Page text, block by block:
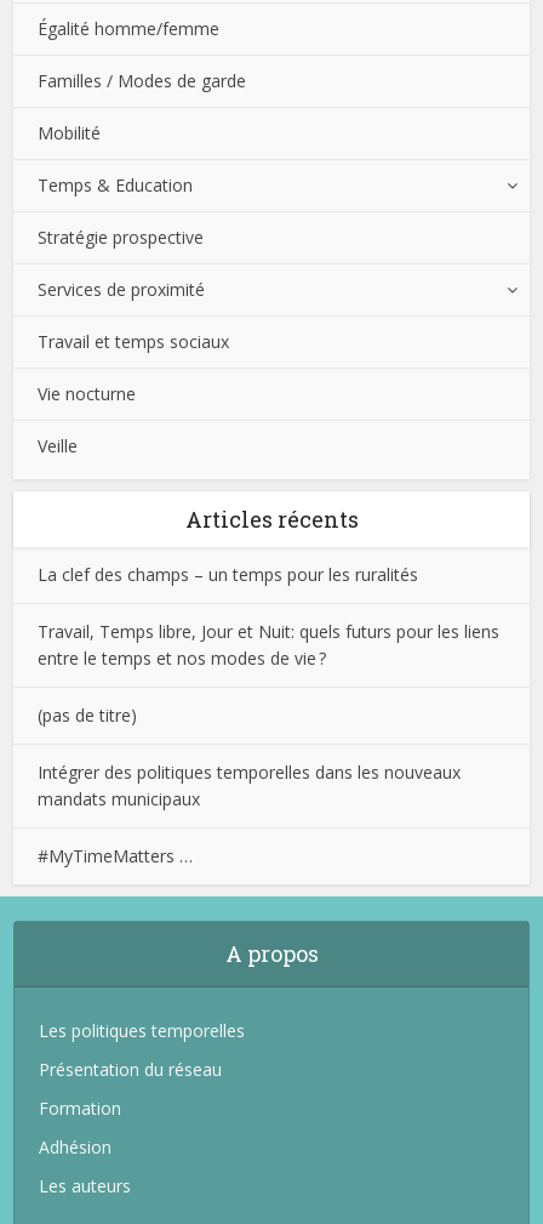
Égalité homme/femme
Familles / Modes de garde
Mobilité
Temps & Education
Stratégie prospective
Services de proximité
Travail et temps sociaux
Vie nocturne
Veille
Articles récents
La clef des champs – un temps pour les ruralités
Travail, Temps libre, Jour et Nuit: quels futurs pour les liens
entre le temps et nos modes de vie ?
(pas de titre)
Intégrer des politiques temporelles dans les nouveaux
mandats municipaux
#MyTimeMatters …
A propos
Les politiques temporelles
Présentation du réseau
Formation
Adhésion
Les auteurs